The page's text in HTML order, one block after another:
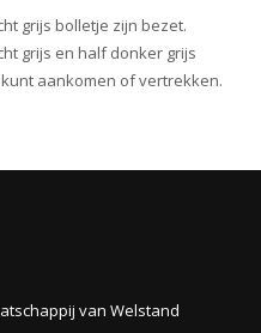
grijs bolletje zijn bezet.
grijs en half donker grijs
aankomen of vertrekken.
van Welstand